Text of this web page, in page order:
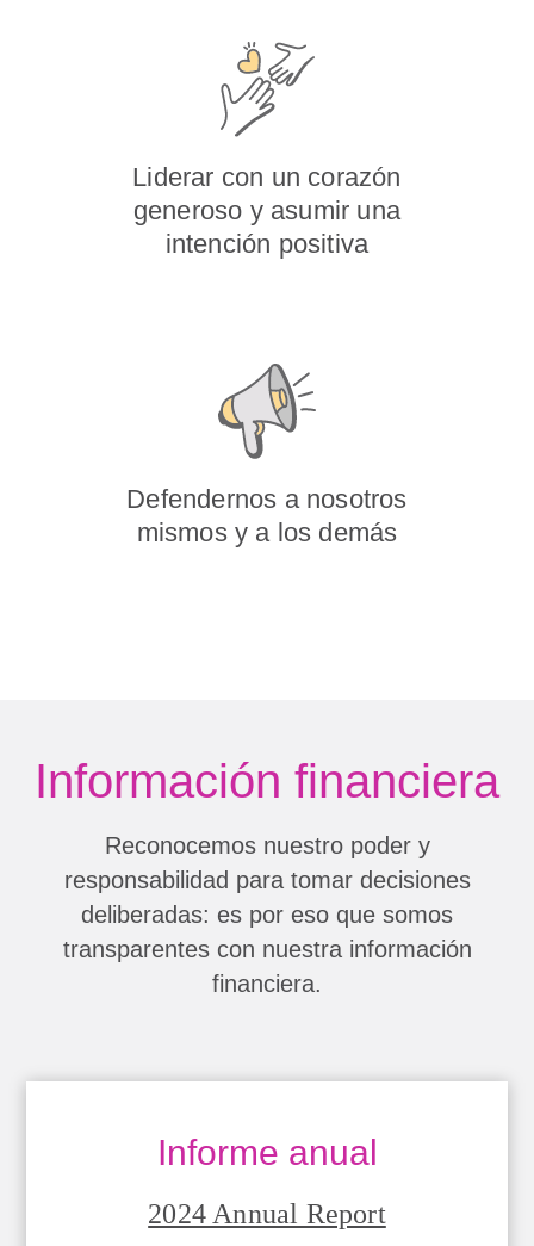
Liderar con un corazón
generoso y asumir una
intención positiva
Defendernos a nosotros
mismos y a los demás
Información financiera
Reconocemos nuestro poder y
responsabilidad para tomar decisiones
deliberadas: es por eso que somos
transparentes con nuestra información
financiera.
Informe anual
2024 Annual Report